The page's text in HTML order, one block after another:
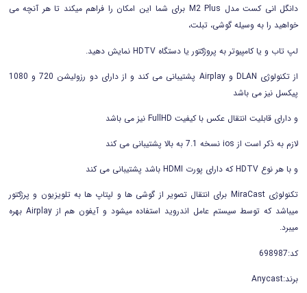
دانگل انی کست مدل M2 Plus برای شما این امکان را فراهم میکند تا هر آنچه می
خواهید را به وسیله گوشی، تبلت،
لپ تاب و یا کامپیوتر به پروژکتور یا دستگاه HDTV نمایش دهید.
از تکنولوژی DLAN و Airplay پشتیبانی می کند و از دارای دو رزولیشن 720 و 1080
پیکسل نیز می باشد
و دارای قابلیت انتقال عکس با کیفیت FullHD نیز می باشد
لازم به ذکر است از ios نسخه 7.1 به بالا پشتیبانی می کند
و با هر نوع HDTV که دارای پورت HDMI باشد پشتیبانی می کند
تکنولوژی MiraCast برای انتقال تصویر از گوشی ها و لپتاپ ها به تلویزیون و پرژکتور
میباشد که توسط سیستم عامل اندروید استفاده میشود و آیفون هم از Airplay بهره
میبرد.
کد:698987
برند:Anycast